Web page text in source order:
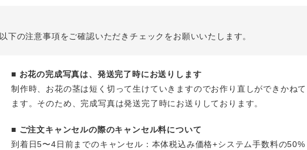
以下の注意事項をご確認いただきチェックをお願いいたします。
■ お花の完成写真は、発送完了時にお送りします
制作時、お花の茎は短く切って生けていきますのでお作り直しができかね
ます。そのため、完成写真は発送完了時にお送りしております。
■ ご注文キャンセルの際のキャンセル料について
到着日5〜4日前までのキャンセル：本体税込み価格+システム手数料の50%